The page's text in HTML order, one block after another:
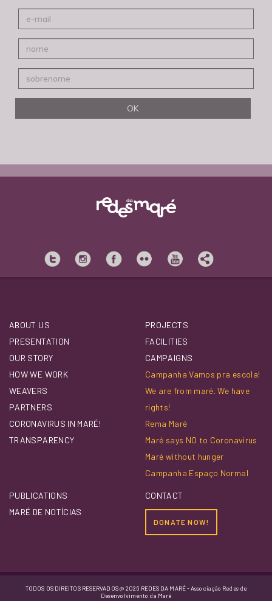
ABOUT US
PRESENTATION
OUR STORY
HOW WE WORK
WEAVERS
PARTNERS
CORONAVIRUS IN MARÉ!
TRANSPARENCY
PROJECTS
FACILITIES
CAMPAIGNS
Campanha Vamos pra escola!
We are from maré. We have
rights!
Rema Maré
Maré says NO to Coronavirus
Maré without hunger
Campanha Espaço Normal
PUBLICATIONS
MARÉ DE NOTÍCIAS
CONTACT
DONATE NOW!
TODOS OS DIREITOS RESERVADOS @ 2026 REDES DA MARÉ - Associação Redes de
Desenvolvimento da Maré